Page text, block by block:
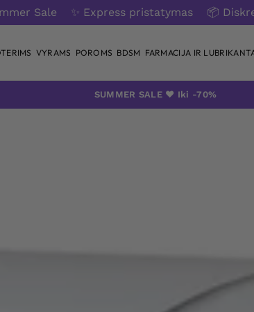
Sale ✨ Express pristatymas 📦
VYRAMS POROMS BDSM FARMACIJA IR
SUMMER SALE ❤️ Iki -70%